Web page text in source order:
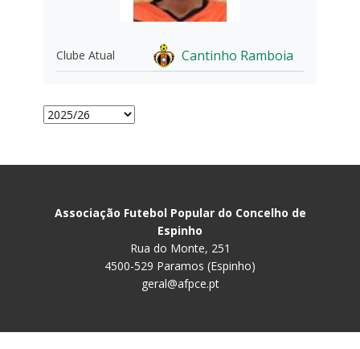
Clube Atual Cantinho Ramboia
Associação Futebol Popular do Concelho de
Espinho
Rua do Monte, 251
4500-529 Paramos (Espinho)
geral@afpce.pt